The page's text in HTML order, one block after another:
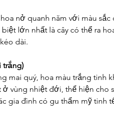
nở quanh năm với màu
lớn nhất là cây có thể ra
dài.
trắng)
mai quý, hoa màu trắng tinh
vùng nhiệt đới, thể hiện cho
gia đình có gu thẩm mỹ tinh